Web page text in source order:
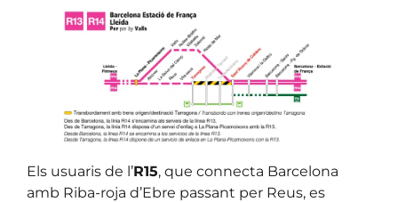
Els usuaris de l’R15, que connecta Barcelona
amb Riba-roja d’Ebre passant per Reus, es